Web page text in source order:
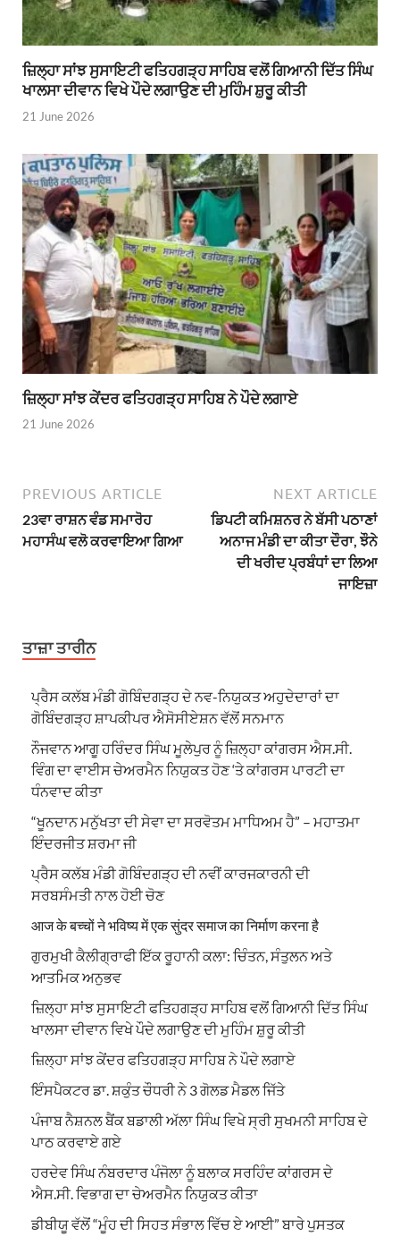
ਜ਼ਿਲ੍ਹਾ ਸਾਂਝ ਸੁਸਾਇਟੀ ਫਤਿਹਗੜ੍ਹ ਸਾਹਿਬ ਵਲੋਂ ਗਿਆਨੀ ਦਿੱਤ ਸਿੰਘ
ਖਾਲਸਾ ਦੀਵਾਨ ਵਿਖੇ ਪੌਦੇ ਲਗਾਉਣ ਦੀ ਮੁਹਿੰਮ ਸ਼ੁਰੂ ਕੀਤੀ
21 June 2026
ਜ਼ਿਲ੍ਹਾ ਸਾਂਝ ਕੇਂਦਰ ਫਤਿਹਗੜ੍ਹ ਸਾਹਿਬ ਨੇ ਪੌਦੇ ਲਗਾਏ
21 June 2026
PREVIOUS ARTICLE
23ਵਾ ਰਾਸ਼ਨ ਵੰਡ ਸਮਾਰੋਹ
ਮਹਾਸੰਘ ਵਲੋ ਕਰਵਾਇਆ ਗਿਆ
NEXT ARTICLE
ਡਿਪਟੀ ਕਮਿਸ਼ਨਰ ਨੇ ਬੱਸੀ ਪਠਾਣਾਂ
ਅਨਾਜ ਮੰਡੀ ਦਾ ਕੀਤਾ ਦੌਰਾ, ਝੌਨੇ
ਦੀ ਖਰੀਦ ਪ੍ਰਬੰਧਾਂ ਦਾ ਲਿਆ
ਜਾਇਜ਼ਾ
ਤਾਜ਼ਾ ਤਾਰੀਨ
ਪ੍ਰੈਸ ਕਲੱਬ ਮੰਡੀ ਗੋਬਿੰਦਗੜ੍ਹ ਦੇ ਨਵ-ਨਿਯੁਕਤ ਅਹੁਦੇਦਾਰਾਂ ਦਾ
ਗੋਬਿੰਦਗੜ੍ਹ ਸ਼ਾਪਕੀਪਰ ਐਸੋਸੀਏਸ਼ਨ ਵੱਲੋਂ ਸਨਮਾਨ
ਨੌਜਵਾਨ ਆਗੂ ਹਰਿੰਦਰ ਸਿੰਘ ਮੂਲੇਪੁਰ ਨੂੰ ਜ਼ਿਲ੍ਹਾ ਕਾਂਗਰਸ ਐਸ.ਸੀ.
ਵਿੰਗ ਦਾ ਵਾਈਸ ਚੇਅਰਮੈਨ ਨਿਯੁਕਤ ਹੋਣ ‘ਤੇ ਕਾਂਗਰਸ ਪਾਰਟੀ ਦਾ
ਧੰਨਵਾਦ ਕੀਤਾ
“ਖੂਨਦਾਨ ਮਨੁੱਖਤਾ ਦੀ ਸੇਵਾ ਦਾ ਸਰਵੋਤਮ ਮਾਧਿਅਮ ਹੈ” – ਮਹਾਤਮਾ
ਇੰਦਰਜੀਤ ਸ਼ਰਮਾ ਜੀ
ਪ੍ਰੈਸ ਕਲੱਬ ਮੰਡੀ ਗੋਬਿੰਦਗੜ੍ਹ ਦੀ ਨਵੀਂ ਕਾਰਜਕਾਰਨੀ ਦੀ
ਸਰਬਸੰਮਤੀ ਨਾਲ ਹੋਈ ਚੋਣ
आज के बच्चों ने भविष्य में एक सुंदर समाज का निर्माण करना है
ਗੁਰਮੁਖੀ ਕੈਲੀਗ੍ਰਾਫੀ ਇੱਕ ਰੂਹਾਨੀ ਕਲਾ: ਚਿੰਤਨ, ਸੰਤੁਲਨ ਅਤੇ
ਆਤਮਿਕ ਅਨੁਭਵ
ਜ਼ਿਲ੍ਹਾ ਸਾਂਝ ਸੁਸਾਇਟੀ ਫਤਿਹਗੜ੍ਹ ਸਾਹਿਬ ਵਲੋਂ ਗਿਆਨੀ ਦਿੱਤ ਸਿੰਘ
ਖਾਲਸਾ ਦੀਵਾਨ ਵਿਖੇ ਪੌਦੇ ਲਗਾਉਣ ਦੀ ਮੁਹਿੰਮ ਸ਼ੁਰੂ ਕੀਤੀ
ਜ਼ਿਲ੍ਹਾ ਸਾਂਝ ਕੇਂਦਰ ਫਤਿਹਗੜ੍ਹ ਸਾਹਿਬ ਨੇ ਪੌਦੇ ਲਗਾਏ
ਇੰਸਪੈਕਟਰ ਡਾ. ਸ਼ਕੁੰਤ ਚੌਧਰੀ ਨੇ 3 ਗੋਲਡ ਮੈਡਲ ਜਿੱਤੇ
ਪੰਜਾਬ ਨੈਸ਼ਨਲ ਬੈਂਕ ਬਡਾਲੀ ਅੱਲਾ ਸਿੰਘ ਵਿਖੇ ਸ੍ਰੀ ਸੁਖਮਨੀ ਸਾਹਿਬ ਦੇ
ਪਾਠ ਕਰਵਾਏ ਗਏ
ਹਰਦੇਵ ਸਿੰਘ ਨੰਬਰਦਾਰ ਪੰਜੋਲਾ ਨੂੰ ਬਲਾਕ ਸਰਹਿੰਦ ਕਾਂਗਰਸ ਦੇ
ਐਸ.ਸੀ. ਵਿਭਾਗ ਦਾ ਚੇਅਰਮੈਨ ਨਿਯੁਕਤ ਕੀਤਾ
ਡੀਬੀਯੂ ਵੱਲੋਂ “ਮੂੰਹ ਦੀ ਸਿਹਤ ਸੰਭਾਲ ਵਿੱਚ ਏ ਆਈ” ਬਾਰੇ ਪੁਸਤਕ